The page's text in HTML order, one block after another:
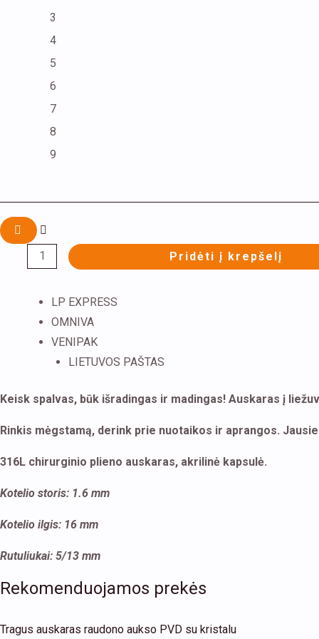
3
4
5
6
7
8
9
Pridėti į krepšelį
LP EXPRESS
OMNIVA
VENIPAK
LIETUVOS PAŠTAS
Keisk spalvas, būk išradingas ir madingas! Auskaras į
Rinkis mėgstamą, derink prie nuotaikos ir aprangos.
316L chirurginio plieno auskaras, akrilinė kapsulė.
Kotelio storis: 1.6 mm
Kotelio ilgis: 16 mm
Rutuliukai: 5/13 mm
Rekomenduojamos prekės
Tragus auskaras raudono aukso PVD su kristalu